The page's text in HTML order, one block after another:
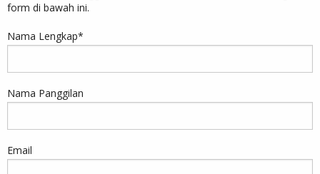
form di bawah ini.
Nama Lengkap*
Nama Panggilan
Email